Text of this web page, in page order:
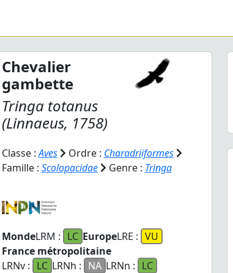
Chevalier
gambette
Tringa totanus
(Linnaeus, 1758)
Classe :Aves Ordre : Charadriiformes
Famille : Scolopacidae Genre : Tringa
MondeLRM : LC EuropeLRE : VU
France métropolitaine
LRNv : LC LRNh : NA LRNn : LC